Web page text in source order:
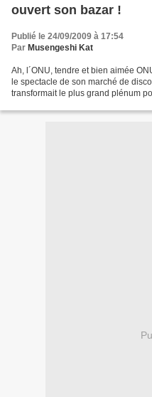
ouvert son bazar !
Publié le 24/09/2009 à 17:54
Par Musengeshi Kat
Ah, l´ONU, tendre et bien aimée
le spectacle de son marché de
transformait le plus grand plénum